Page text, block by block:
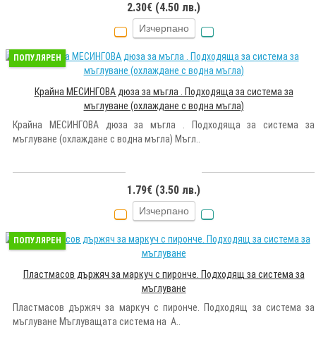
2.30€ (4.50 лв.)
Изчерпано
ПОПУЛЯРЕН
Крайна МЕСИНГОВА дюза за мъгла . Подходяща за система за
мъглуване (охлаждане с водна мъгла)
Крайна МЕСИНГОВА дюза за мъгла . Подходяща за система за
мъглуване (охлаждане с водна мъгла) Мъгл..
1.79€ (3.50 лв.)
Изчерпано
ПОПУЛЯРЕН
Пластмасов държяч за маркуч с пиронче. Подходящ за система за
мъглуване
Пластмасов държяч за маркуч с пиронче. Подходящ за система за
мъглуване Мъглуващата система на А..